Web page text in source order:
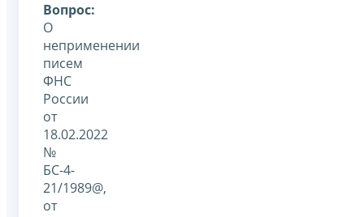
Вопрос:
О
неприменении
писем
ФНС
России
от
18.02.2022
№
БС-4-
21/1989@,
от